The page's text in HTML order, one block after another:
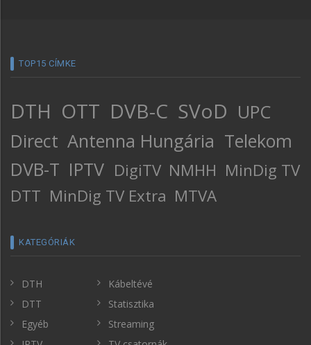
TOP15 CÍMKE
DTH OTT DVB-C SVoD UPC
Direct Antenna Hungária Telekom
DVB-T IPTV DigiTV NMHH MinDig TV
DTT MinDig TV Extra MTVA
KATEGÓRIÁK
DTH
DTT
Egyéb
Kábeltévé
Statisztika
Streaming